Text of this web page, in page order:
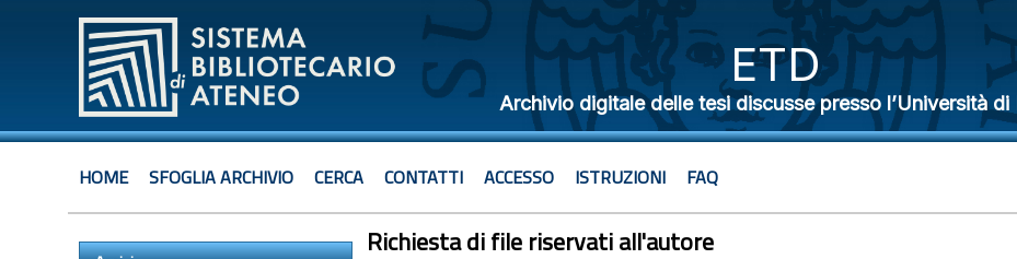
ETD
Archivio digitale delle tesi discusse presso l’Università di
HOME SFOGLIA ARCHIVIO CERCA CONTATTI ACCESSO ISTRUZIONI FAQ
Richiesta di file riservati all'autore